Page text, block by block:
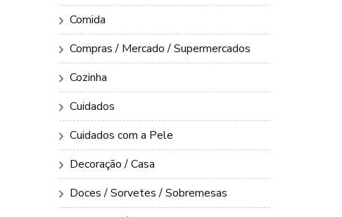
Comida
Compras / Mercado / Supermercados
Cozinha
Cuidados
Cuidados com a Pele
Decoração / Casa
Doces / Sorvetes / Sobremesas